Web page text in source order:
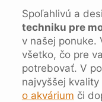
Spoľahlivú a
techniku pre
v našej ponuke.
všetko, čo pre
potrebovať. V
najvyššej
o akvárium či